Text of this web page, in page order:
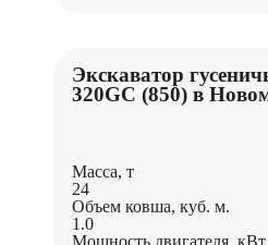
Экскаватор
320GC (850) в
Масса, т
24
Объем ковша, куб. м.
1.0
Мощность двигателя, кВт